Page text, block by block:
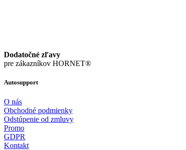
Dodatočné zľavy
pre zákazníkov HORNET®
Autosupport
O nás
Obchodné podmienky
Odstúpenie od zmluvy
Promo
GDPR
Kontakt